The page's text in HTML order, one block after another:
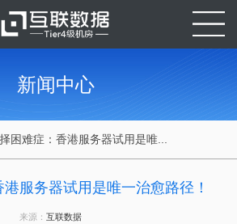
新闻中心
困难症：香港服务器试用是唯...
服务器试用是唯一治愈路径！
来源： 互联数据